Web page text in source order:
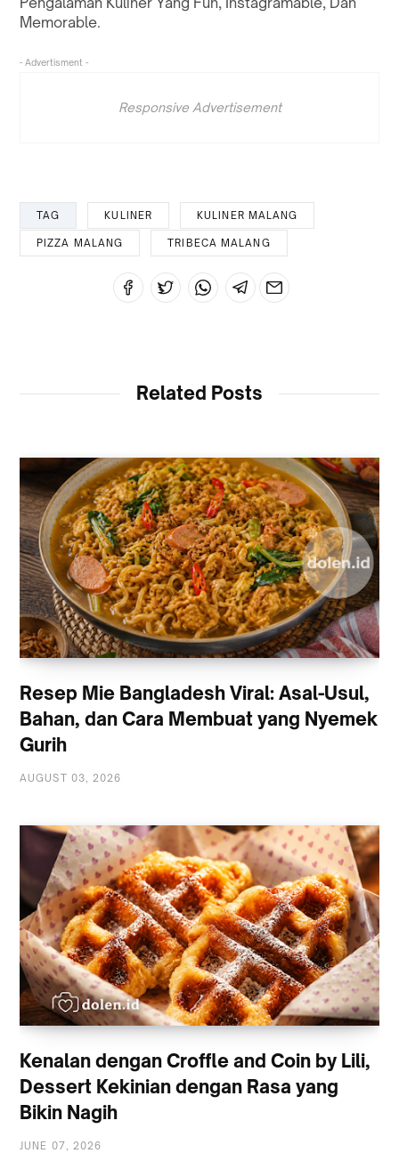
Memorable.
- Advertisment -
Responsive Advertisement
TAG KULINER KULINER MALANG
PIZZA MALANG TRIBECA MALANG
Related Posts
Resep Mie Bangladesh Viral: Asal-Usul,
Bahan, dan Cara Membuat yang Nyemek
Gurih
AUGUST 03, 2026
Kenalan dengan Croffle and Coin by Lili,
Dessert Kekinian dengan Rasa yang
Bikin Nagih
JUNE 07, 2026